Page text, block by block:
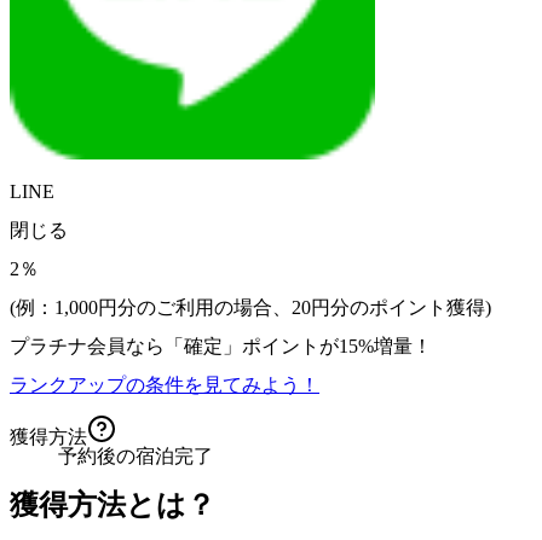
LINE
閉じる
2％
(例：1,000円分のご利用の場合、 20円分のポイント獲得)
プラチナ会員なら
「確定」 ポイントが15%増量！
ランクアップの条件を見てみよう！
獲得方法
予約後の宿泊完了
獲得方法とは？